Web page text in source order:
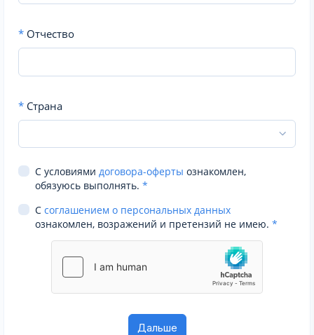
* Отчество
* Страна
С условиями договора-оферты ознакомлен,
обязуюсь выполнять. *
С соглашением о персональных данных
ознакомлен, возражений и претензий не имею. *